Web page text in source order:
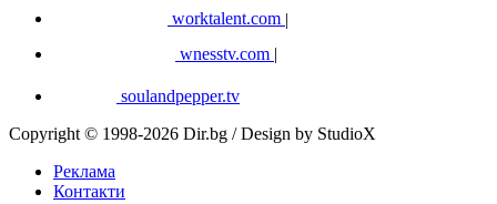
worktalent.com |
wnesstv.com |
soulandpepper.tv
Copyright © 1998-2026 Dir.bg / Design by StudioX
Реклама
Контакти